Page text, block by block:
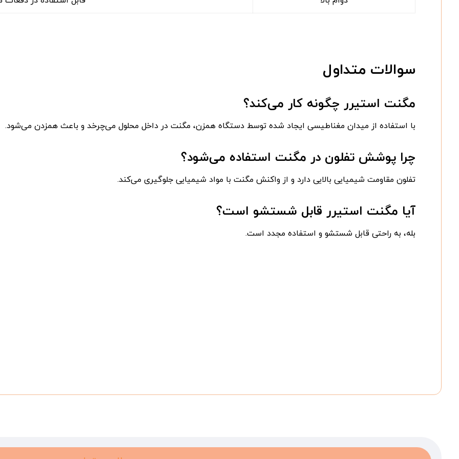
سوالات متداول
مگنت استیرر چگونه کار می‌کند؟
با استفاده از میدان مغناطیسی ایجاد شده توسط دستگاه همزن، مگنت در داخل محلول می‌چرخد و باعث همزدن می‌شود.
چرا پوشش تفلون در مگنت استفاده می‌شود؟
تفلون مقاومت شیمیایی بالایی دارد و از واکنش مگنت با مواد شیمیایی جلوگیری می‌کند.
آیا مگنت استیرر قابل شستشو است؟
بله، به راحتی قابل شستشو و استفاده مجدد است.